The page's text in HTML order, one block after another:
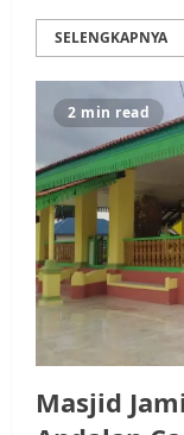
SELENGKAPNYA
2 min read
Masjid